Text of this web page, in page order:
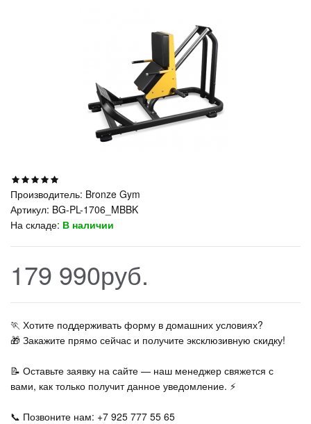
Производитель: Bronze Gym
Артикул: BG-PL-1706_MBBK
На складе: В наличии
179 990руб.
🏃‍ Хотите поддерживать форму в домашних условиях?
🎁 Закажите прямо сейчас и получите эксклюзивную скидку!
📝 Оставьте заявку на сайте — наш менеджер свяжется с
вами, как только получит данное уведомление. ⚡
📞 Позвоните нам: +7 925 777 55 65